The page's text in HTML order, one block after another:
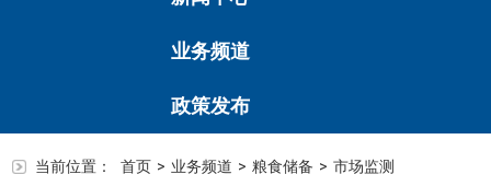
业务频道
政策发布
当前位置： 首页 > 业务频道 > 粮食储备 > 市场监测